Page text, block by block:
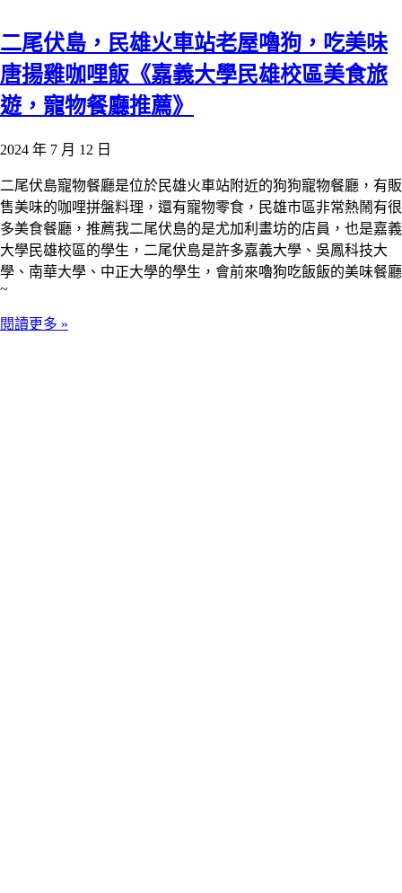
二尾伏島，民雄火車站老屋嚕狗，吃美味
唐揚雞咖哩飯《嘉義大學民雄校區美食旅
遊，寵物餐廳推薦》
2024 年 7 月 12 日
二尾伏島寵物餐廳是位於民雄火車站附近的狗狗寵物餐廳，有販
售美味的咖哩拼盤料理，還有寵物零食，民雄市區非常熱鬧有很
多美食餐廳，推薦我二尾伏島的是尤加利畫坊的店員，也是嘉義
大學民雄校區的學生，二尾伏島是許多嘉義大學、吳鳳科技大
學、南華大學、中正大學的學生，會前來嚕狗吃飯飯的美味餐廳
~
閱讀更多 »